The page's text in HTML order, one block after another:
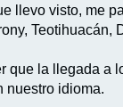
llevo visto, me
Teotihuacán,
que la llegada a
nuestro idioma.